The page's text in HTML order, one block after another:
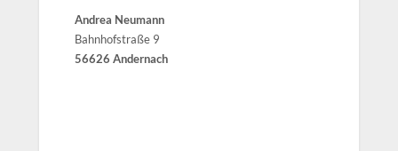
Andrea Neumann
Bahnhofstraße 9
56626 Andernach